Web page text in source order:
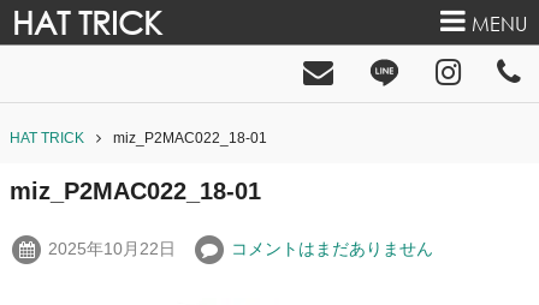
HAT TRICK MENU
HAT TRICK miz_P2MAC022_18-01
miz_P2MAC022_18-01
2025年10月22日 コメントはまだありません